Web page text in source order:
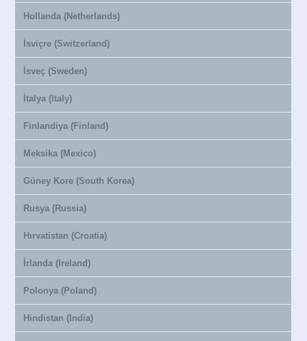
Hollanda (Netherlands)
İsviçre (Switzerland)
İsveç (Sweden)
İtalya (Italy)
Finlandiya (Finland)
Meksika (Mexico)
Güney Kore (South Korea)
Rusya (Russia)
Hırvatistan (Croatia)
İrlanda (Ireland)
Polonya (Poland)
Hindistan (India)